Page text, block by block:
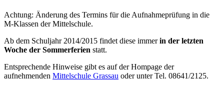
Achtung: Änderung des Termins für die Aufnahmeprüfung in die
M-Klassen der Mittelschule.
Ab dem Schuljahr 2014/2015 findet diese immerin der letzten
Woche der Sommerferien statt.
Entsprechende Hinweise gibt es auf der Hompage der
aufnehmenden Mittelschule Grassau oder unter Tel. 08641/2125.